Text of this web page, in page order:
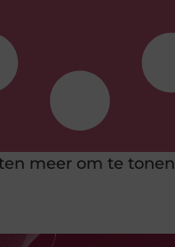
meer om te tonen